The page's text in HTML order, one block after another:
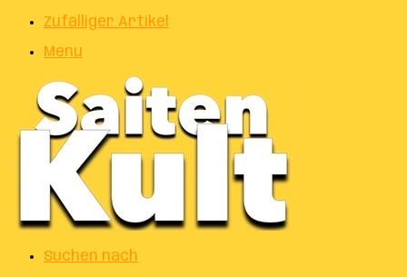
Zufälliger Artikel
Menu
Suchen nach